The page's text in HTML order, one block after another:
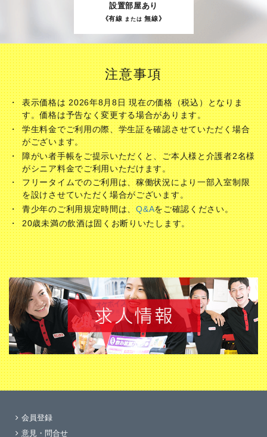
設置部屋あり
《有線 または 無線》
注意事項
表示価格は 2026年8月8日 現在の価格（税込）となりま
す。価格は予告なく変更する場合があります。
学生料金でご利用の際、学生証を確認させていただく場合
がございます。
障がい者手帳をご提示いただくと、ご本人様と介護者2名様
がシニア料金でご利用いただけます。
フリータイムでのご利用は、稼働状況により一部入室制限
を設けさせていただく場合がございます。
青少年のご利用規定時間は、Q&Aをご確認ください。
20歳未満の飲酒は固くお断りいたします。
会員登録
意見・問合せ